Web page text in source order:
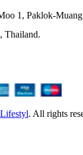
1, Paklok-
Thailand.
. All rights